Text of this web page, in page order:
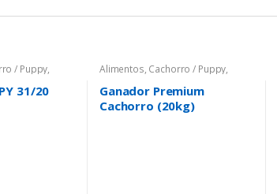
/ Puppy,
31/20
Alimentos, Cachorro / Puppy,
Ganador Premium
Cachorro (20kg)